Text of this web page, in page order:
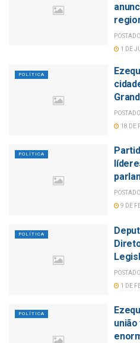
1 DE
POLÍTICA
18 DE
POLÍTICA
9 DE
POLÍTICA
1 DE
POLÍTICA